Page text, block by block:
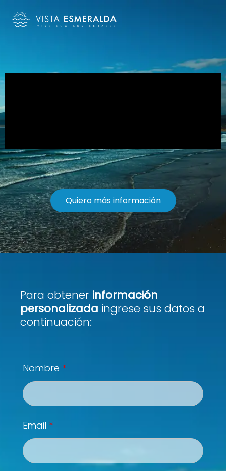
Nosotros
Sustentabilidad
Quiero más información
Para obtener información
personalizada ingrese sus datos a
continuación:
Nombre *
Email *